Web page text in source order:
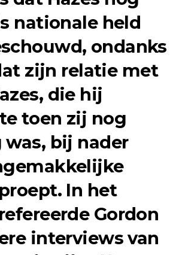
nationale held
ondanks
zijn relatie met
die hij
toen zij nog
bij nader
In het
Gordon
interviews van